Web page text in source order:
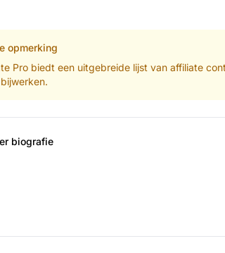
opmerking
Pro biedt een uitgebreide lijst van affiliate
biografie